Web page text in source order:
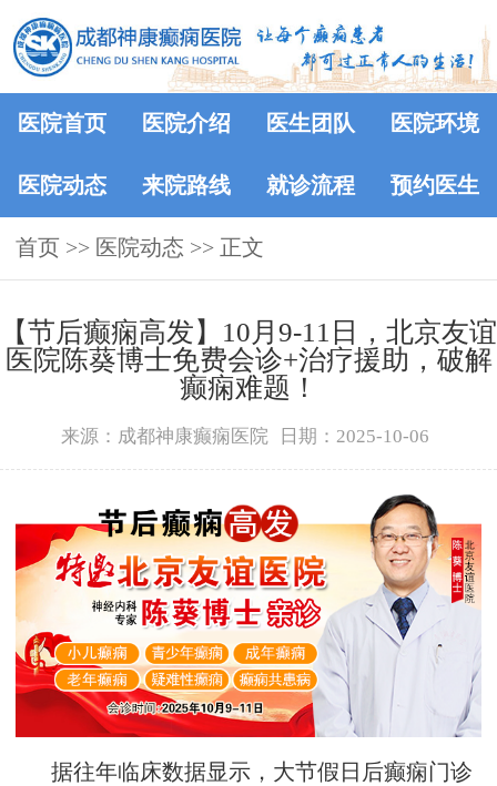
医院首页 医院介绍 医生团队 医院环境
医院动态 来院路线 就诊流程 预约医生
首页 >> 医院动态 >> 正文
【节后癫痫高发】10月9-11日，北京友谊
医院陈葵博士免费会诊+治疗援助，破解
癫痫难题！
来源：成都神康癫痫医院 日期：2025-10-06
据往年临床数据显示，大节假日后癫痫门诊